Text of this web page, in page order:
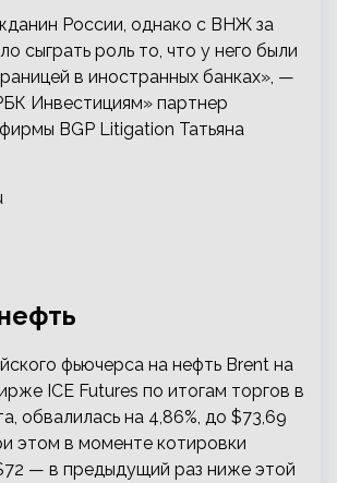
России, однако с ВНЖ за
сыграть роль то, что у него были
в иностранных банках», —
Инвестициям» партнер
BGP Litigation Татьяна
фьючерса на нефть Brent на
ICE Futures по итогам торгов в
обвалилась на 4,86%, до $73,69
этом в моменте котировки
— в предыдущий раз ниже этой